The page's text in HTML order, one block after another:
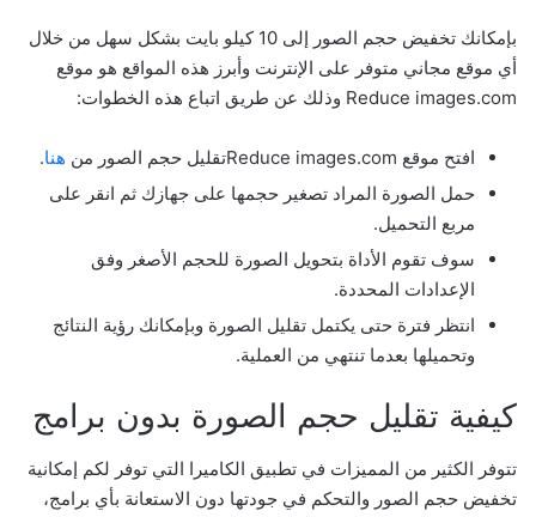
بإمكانك تخفيض حجم الصور إلى 10 كيلو بايت بشكل سهل من خلال
أي موقع مجاني متوفر على الإنترنت وأبرز هذه المواقع هو موقع
Reduce images.com وذلك عن طريق اتباع هذه الخطوات:
افتح موقع Reduce images.comتقليل حجم الصور من هنا.
حمل الصورة المراد تصغير حجمها على جهازك ثم انقر على
مربع التحميل.
سوف تقوم الأداة بتحويل الصورة للحجم الأصغر وفق
الإعدادات المحددة.
انتظر فترة حتى يكتمل تقليل الصورة وبإمكانك رؤية النتائج
وتحميلها بعدما تنتهي من العملية.
كيفية تقليل حجم الصورة بدون برامج
تتوفر الكثير من المميزات في تطبيق الكاميرا التي توفر لكم إمكانية
تخفيض حجم الصور والتحكم في جودتها دون الاستعانة بأي برامج،